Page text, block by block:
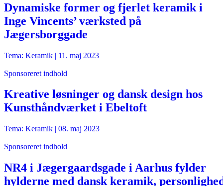
Dynamiske former og fjerlet keramik i
Inge Vincents’ værksted på
Jægersborggade
Tema: Keramik | 11. maj 2023
Sponsoreret indhold
Kreative løsninger og dansk design hos
Kunsthåndværket i Ebeltoft
Tema: Keramik | 08. maj 2023
Sponsoreret indhold
NR4 i Jægergaardsgade i Aarhus fylder
hylderne med dansk keramik,